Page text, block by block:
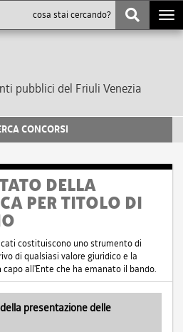
pubblici del Friuli Venezia
CONCORSI
DELLA
PER TITOLO DI
costituiscono uno strumento di
di qualsiasi valore giuridico e la
all'Ente che ha emanato il bando.
presentazione delle